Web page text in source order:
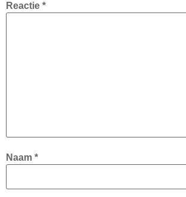
Reactie *
Naam *